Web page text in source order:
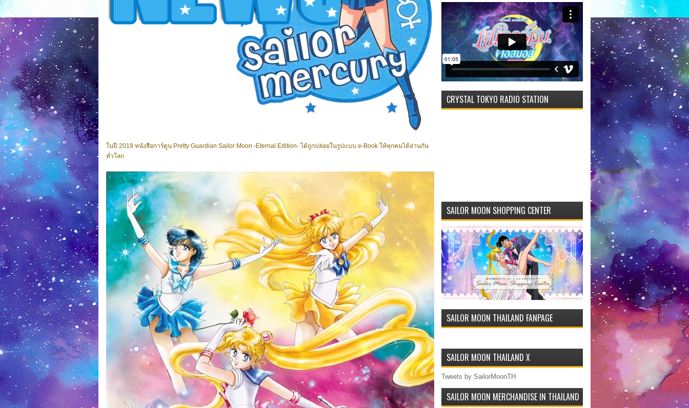
ในปี 2019 หนังสือการ์ตูน Pretty Guardian Sailor Moon -Eternal Edition- ได้ถูกปล่อยในรูปแบบ e-Book ให้ทุกคนได้อ่านกัน
ทั่วโลก
CRYSTAL TOKYO RADIO STATION
SAILOR MOON SHOPPING CENTER
SAILOR MOON THAILAND FANPAGE
SAILOR MOON THAILAND X
Tweets by SailorMoonTH
SAILOR MOON MERCHANDISE IN THAILAND